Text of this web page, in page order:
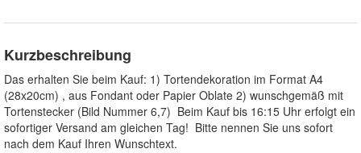
Kurzbeschreibung
Das erhalten Sie beim Kauf: 1) Tortendekoration im Format A4
(28x20cm) , aus Fondant oder Papier Oblate 2) wunschgemäß mit
Tortenstecker (Bild Nummer 6,7) Beim Kauf bis 16:15 Uhr erfolgt ein
sofortiger Versand am gleichen Tag! Bitte nennen Sie uns sofort
nach dem Kauf Ihren Wunschtext.